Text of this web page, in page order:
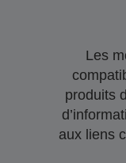
Les
produits
aux liens